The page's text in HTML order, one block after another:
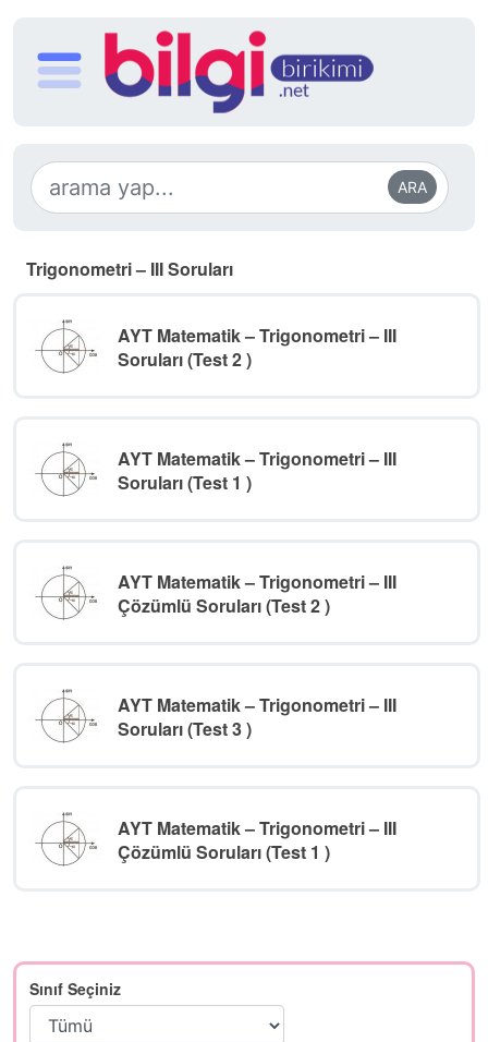
ARA
Trigonometri – III Soruları
AYT Matematik – Trigonometri – III
Soruları (Test 2 )
AYT Matematik – Trigonometri – III
Soruları (Test 1 )
AYT Matematik – Trigonometri – III
Çözümlü Soruları (Test 2 )
AYT Matematik – Trigonometri – III
Soruları (Test 3 )
AYT Matematik – Trigonometri – III
Çözümlü Soruları (Test 1 )
Sınıf Seçiniz